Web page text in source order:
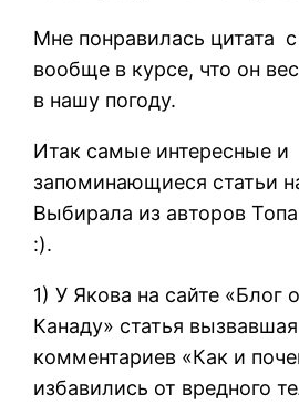
Мне понравилась цитата
вообще в курсе, что он
в нашу погоду.
Итак самые интересные и
запоминающиеся статьи
Выбирала из авторов
:).
1) У Якова на сайте «Блог
Канаду» статья
комментариев «Как и
избавились от вредного